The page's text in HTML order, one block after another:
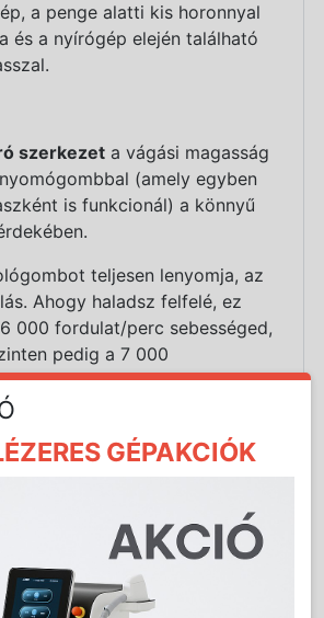
a penge alatti kis horonnyal
és a nyírógép elején található
szerkezet a vágási magasság
(amely egyben
is funkcionál) a könnyű
teljesen lenyomja, az
Ahogy haladsz felfelé, ez
000 fordulat/perc sebességed,
pedig a 7 000
De miért használná
helyett?
sebességet, a 6 000
használja, az inkább
Lassabb, így szebb,
fog végezni.
perc sebesség gyorsabban
GÉPAKCIÓK